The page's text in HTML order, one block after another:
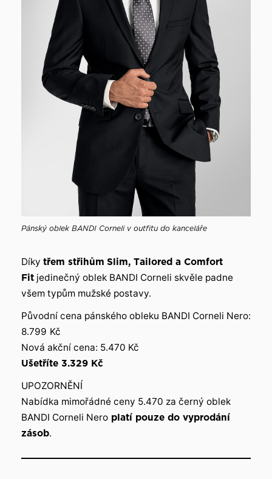
Pánský oblek BANDI Corneli v outfitu do kanceláře
Díky třem střihům Slim, Tailored a Comfort
Fit jedinečný oblek BANDI Corneli skvěle padne
všem typům mužské postavy.
Původní cena pánského obleku BANDI Corneli Nero:
8.799 Kč
Nová akční cena: 5.470 Kč
Ušetříte 3.329 Kč
UPOZORNĚNÍ
Nabídka mimořádné ceny 5.470 za černý oblek
BANDI Corneli Nero platí pouze do vyprodání
zásob.